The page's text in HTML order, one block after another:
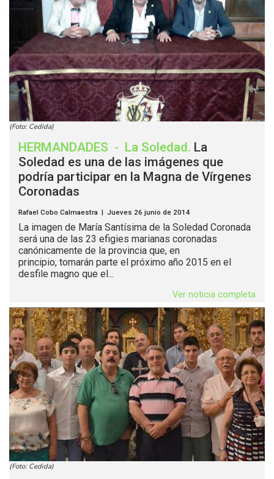
(Foto: Cedida)
HERMANDADES - La Soledad. La
Soledad es una de las imágenes que
podría participar en la Magna de Vírgenes
Coronadas
Rafael Cobo Calmaestra | Jueves 26 junio de 2014
La imagen de María Santísima de la Soledad Coronada
será una de las 23 efigies marianas coronadas
canónicamente de la provincia que, en
principio, tomarán parte el próximo año 2015 en el
desfile magno que el...
Ver noticia completa
(Foto: Cedida)